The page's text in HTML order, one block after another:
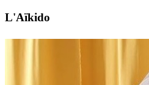
L'Aïkido